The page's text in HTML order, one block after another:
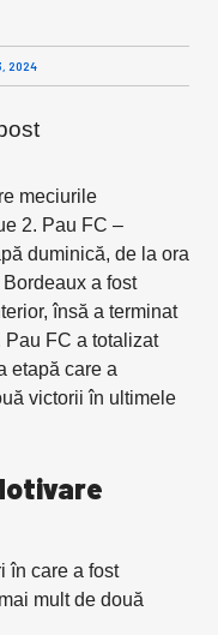
2024
meciurile
2. Pau FC –
duminică, de la ora
Bordeaux a fost
însă a terminat
Pau FC a totalizat
etapă care a
victorii în ultimele
în care a fost
mult de două